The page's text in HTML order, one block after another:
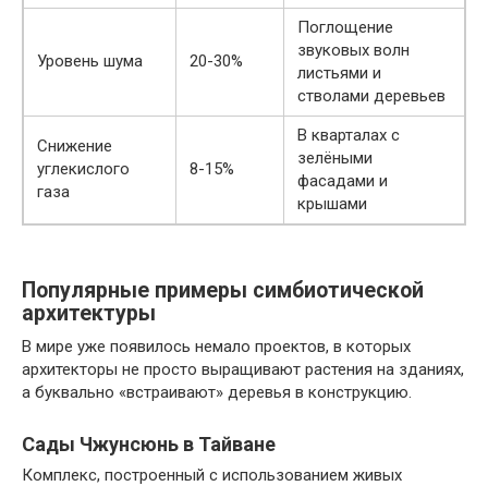
Уровень шума 20-30%
Поглощение
звуковых волн
листьями и
стволами деревьев
Снижение
углекислого
газа
8-15%
В кварталах с
зелёными
фасадами и
крышами
Популярные примеры симбиотической
архитектуры
В мире уже появилось немало проектов, в которых
архитекторы не просто выращивают растения на зданиях,
а буквально «встраивают» деревья в конструкцию.
Сады Чжунсюнь в Тайване
Комплекс, построенный с использованием живых